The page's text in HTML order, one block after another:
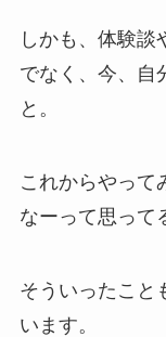
しかも、体験談
でなく、今、自
と。
これからやって
なーって思って
そういったこと
います。